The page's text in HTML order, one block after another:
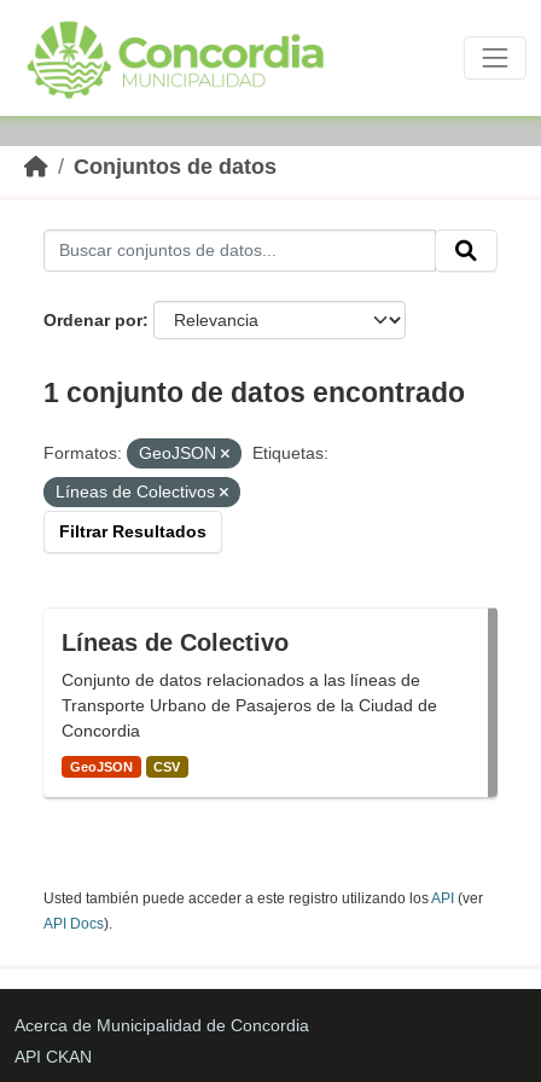
Conjuntos de datos
Ordenar por
1 conjunto de datos encontrado
Formatos: GeoJSON
Etiquetas:
Líneas de Colectivos
Filtrar Resultados
Líneas de Colectivo
Conjunto de datos relacionados a las líneas de
Transporte Urbano de Pasajeros de la Ciudad de
Concordia
GeoJSON CSV
Usted también puede acceder a este registro utilizando losAPI (ver
API Docs).
Acerca de Municipalidad de Concordia
API CKAN